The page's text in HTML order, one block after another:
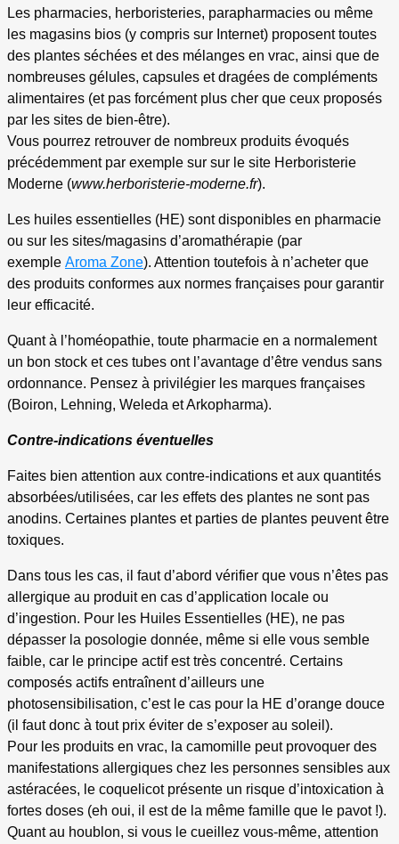
Les pharmacies, herboristeries, parapharmacies ou même
les magasins bios (y compris sur Internet) proposent toutes
des plantes séchées et des mélanges en vrac, ainsi que de
nombreuses gélules, capsules et dragées de compléments
alimentaires (et pas forcément plus cher que ceux proposés
par les sites de bien-être).
Vous pourrez retrouver de nombreux produits évoqués
précédemment par exemple sur sur le site Herboristerie
Moderne (www.herboristerie-moderne.fr).
Les huiles essentielles (HE) sont disponibles en pharmacie
ou sur les sites/magasins d’aromathérapie (par
exemple Aroma Zone). Attention toutefois à n’acheter que
des produits conformes aux normes françaises pour garantir
leur efficacité.
Quant à l’homéopathie, toute pharmacie en a normalement
un bon stock et ces tubes ont l’avantage d’être vendus sans
ordonnance. Pensez à privilégier les marques françaises
(Boiron, Lehning, Weleda et Arkopharma).
Contre-indications éventuelles
Faites bien attention aux contre-indications et aux quantités
absorbées/utilisées, car les effets des plantes ne sont pas
anodins. Certaines plantes et parties de plantes peuvent être
toxiques.
Dans tous les cas, il faut d’abord vérifier que vous n’êtes pas
allergique au produit en cas d’application locale ou
d’ingestion. Pour les Huiles Essentielles (HE), ne pas
dépasser la posologie donnée, même si elle vous semble
faible, car le principe actif est très concentré. Certains
composés actifs entraînent d’ailleurs une
photosensibilisation, c’est le cas pour la HE d’orange douce
(il faut donc à tout prix éviter de s’exposer au soleil).
Pour les produits en vrac, la camomille peut provoquer des
manifestations allergiques chez les personnes sensibles aux
astéracées, le coquelicot présente un risque d’intoxication à
fortes doses (eh oui, il est de la même famille que le pavot !).
Quant au houblon, si vous le cueillez vous-même, attention